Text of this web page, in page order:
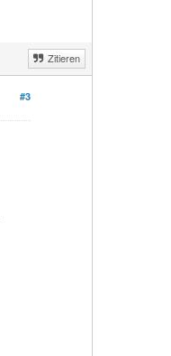
Zitieren
#3